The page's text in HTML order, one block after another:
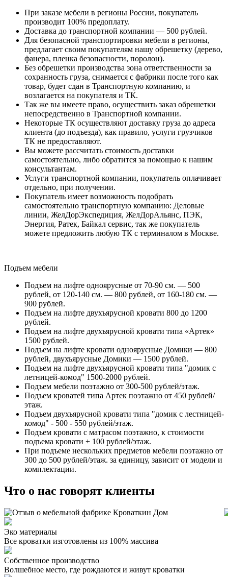
При заказе мебели в регионы России, покупатель
производит 100% предоплату.
Доставка до транспортной компании — 500 рублей.
Для безопасной транспортировки мебели в регионы,
предлагает своим покупателям нашу обрешетку (дерево,
фанера, пленка безопасности, поролон).
Без обрешетки производства зона ответственности за
сохранность груза, снимается с фабрики после того как
товар, будет сдан в Транспортную компанию, и
возлагается на покупателя и ТК.
Так же вы имеете право, осуществить заказ обрешетки
непосредственно в Транспортной компании.
Некоторые ТК осуществляют доставку груза до адреса
клиента (до подъезда), как правило, услуги грузчиков
ТК не предоставляют.
Вы можете рассчитать стоимость доставки
самостоятельно, либо обратится за помощью к нашим
консультантам.
Услуги транспортной компании, покупатель оплачивает
отдельно, при получении.
Покупатель имеет возможность подобрать
самостоятельно транспортную компанию: Деловые
линии, ЖелДорЭкспедиция, ЖелДорАльянс, ПЭК,
Энергия, Ратек, Байкал сервис, так же покупатель
можете предложить любую ТК с терминалом в Москве.
Подъем мебели
Подъем на лифте одноярусные от 70-90 см. — 500
рублей, от 120-140 см. — 800 рублей, от 160-180 см. —
900 рублей.
Подъем на лифте двухъярусной кровати 800 до 1200
рублей.
Подъем на лифте двухъярусной кровати типа «Артек»
1500 рублей.
Подъем на лифте кровати одноярусные Домики — 800
рублей, двухъярусные Домики — 1500 рублей.
Подъем на лифте двухъярусной кровати типа "домик с
летницей-комод" 1500-2000 рублей.
Подъем мебели поэтажно от 300-500 рублей/этаж.
Подъем кроватей типа Артек поэтажно от 450 рублей/
этаж.
Подъем двухъярусной кровати типа "домик с лестницей-
комод" - 500 - 550 рублей/этаж.
Подъем кровати с матрасом поэтажно, к стоимости
подъема кровати + 100 рублей/этаж.
При подъеме нескольких предметов мебели поэтажно от
300 до 500 рублей/этаж. за единицу, зависит от модели и
комплектации.
Что о нас говорят клиенты
Эко материалы
Все кроватки изготовлены из 100% массива
Собственное производство
Волшебное место, где рождаются и живут кроватки